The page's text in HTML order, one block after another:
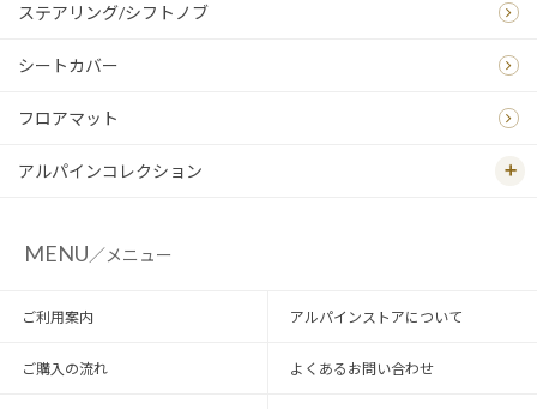
ステアリング/シフトノブ
シートカバー
フロアマット
アルパインコレクション
MENU／メニュー
ご利用案内 アルパインストアについて
ご購入の流れ よくあるお問い合わせ